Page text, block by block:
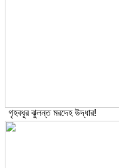
গৃহবধূর ঝুলন্ত মরদেহ উদ্ধার!